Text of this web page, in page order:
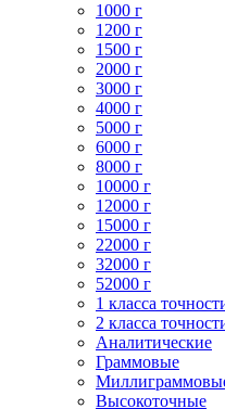
1000 г
1200 г
1500 г
2000 г
3000 г
4000 г
5000 г
6000 г
8000 г
10000 г
12000 г
15000 г
22000 г
32000 г
52000 г
1 класса
2 класса
Аналитические
Граммовые
Высокоточные